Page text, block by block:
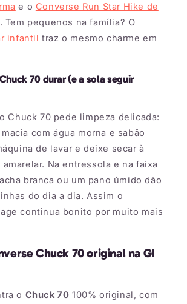
e o Converse Run Star Hike de
. Tem pequenos na família? O
infantil traz o mesmo charme em
70 durar (e a sola seguir
Chuck 70 pede limpeza delicada:
com água morna e sabão
de lavar e deixe secar à
amarelar. Na entressola e na faixa
branca ou um pano úmido dão
do dia a dia. Assim o
continua bonito por muito mais
Chuck 70 original na GI
o Chuck 70 100% original, com